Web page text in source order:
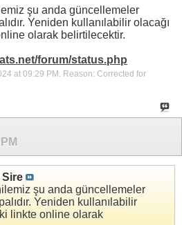
şu anda güncellemeler
Yeniden kullanılabilir olacağı
olarak belirtilecektir.
forum/status.php
at 09:29 PM Reason: Corrected for
Sire
şu anda güncellemeler
Yeniden kullanılabilir
linkte online olarak